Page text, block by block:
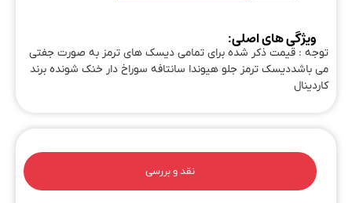
ویژگی های اصلی:
توجه : قیمت ذکر شده برای تمامی دیسک های ترمز به صورت جفتی
می باشددیسک ترمز جلو هیوندا سانتافه سوراخ دار خنک شونده برند
کاردینال
نقد و بررسی